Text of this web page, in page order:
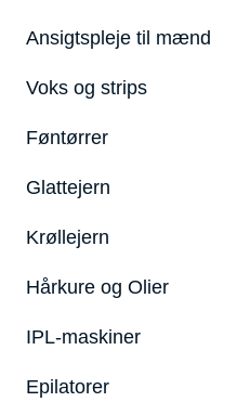
Ansigtspleje til mænd
Voks og strips
Føntørrer
Glattejern
Krøllejern
Hårkure og Olier
IPL-maskiner
Epilatorer